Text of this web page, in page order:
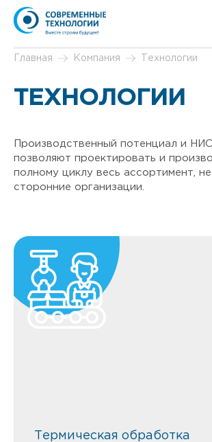
Главная Компания Технологии
ТЕХНОЛОГИИ
Производственный потенциал и
позволяют проектировать и
полному циклу весь ассортимент,
сторонние организации.
Термическая обработка